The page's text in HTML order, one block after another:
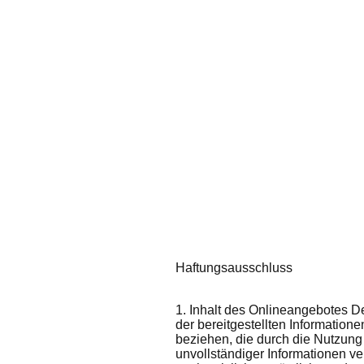
Haftungsausschluss
1. Inhalt des Onlineangebotes
der bereitgestellten
beziehen, die durch die
unvollständiger Informationen